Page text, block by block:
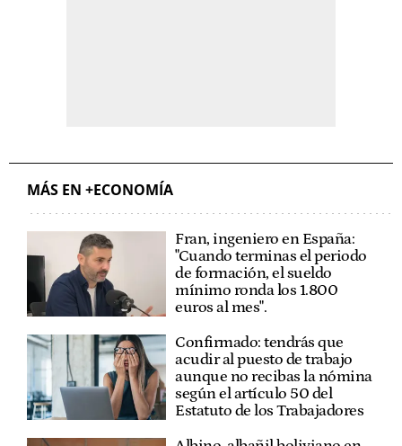
MÁS EN +ECONOMÍA
Fran, ingeniero en España:
"Cuando terminas el periodo
de formación, el sueldo
mínimo ronda los 1.800
euros al mes".
Confirmado: tendrás que
acudir al puesto de trabajo
aunque no recibas la nómina
según el artículo 50 del
Estatuto de los Trabajadores